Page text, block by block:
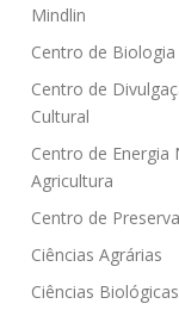
Mindlin
Centro de
Centro de
Cultural
Centro de Energia
Agricultura
Centro de
Ciências Agrárias
Ciências Biológicas